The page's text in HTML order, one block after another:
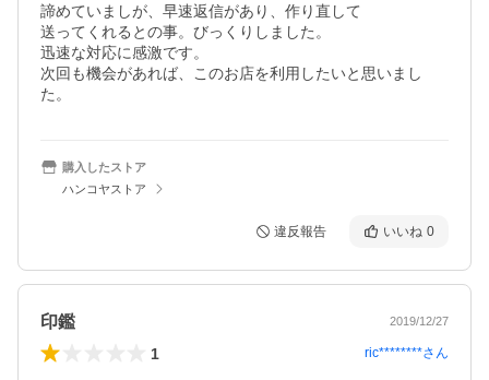
諦めていましが、早速返信があり、作り直して
送ってくれるとの事。びっくりしました。
迅速な対応に感激です。
次回も機会があれば、このお店を利用したいと思いまし
た。
購入したストア
ハンコヤストア
違反報告 いいね 0
印鑑 2019/12/27
1 ric********さん